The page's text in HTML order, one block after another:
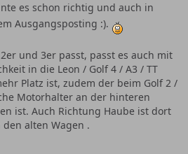
es schon richtig und auch in
Ausgangsposting :).
und 3er passt, passt es auch mit
in die Leon / Golf 4 / A3 / TT
Platz ist, zudem der beim Golf 2 /
Motorhalter an der hinteren
ist. Auch Richtung Haube ist dort
alten Wagen .